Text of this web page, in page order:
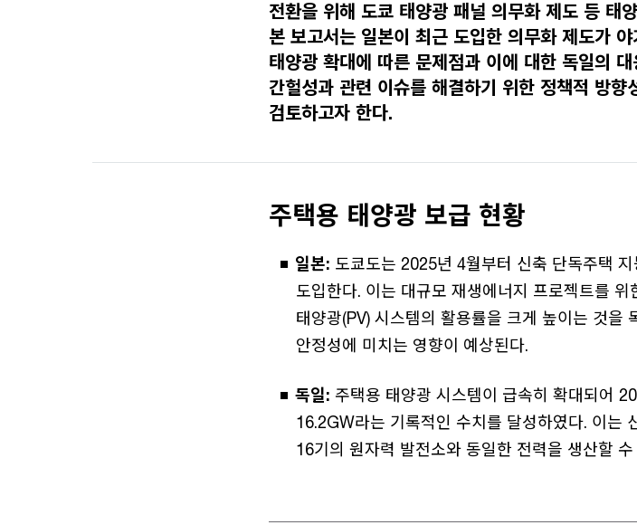
전환을 위해 도쿄 태양광 패널 의무화 제도 등 태
본 보고서는 일본이 최근 도입한 의무화 제도가
태양광 확대에 따른 문제점과 이에 대한 독일의
간헐성과 관련 이슈를 해결하기 위한 정책적 방
검토하고자 한다.
주택용 태양광 보급 현황
일본: 도쿄도는 2025년 4월부터 신축 단독주택
도입한다. 이는 대규모 재생에너지 프로젝트를
태양광(PV) 시스템의 활용률을 크게 높이는 것을
안정성에 미치는 영향이 예상된다.
독일: 주택용 태양광 시스템이 급속히 확대되어
16.2GW라는 기록적인 수치를 달성하였다. 이는
16기의 원자력 발전소와 동일한 전력을 생산할